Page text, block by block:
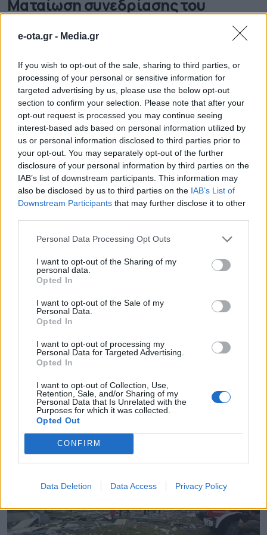
e-ota.gr - Media.gr
If you wish to opt-out of the sale, sharing to third parties, or
processing of your personal or sensitive information for
targeted advertising by us, please use the below opt-out
section to confirm your selection. Please note that after your
opt-out request is processed you may continue seeing
interest-based ads based on personal information utilized by
us or personal information disclosed to third parties prior to
your opt-out. You may separately opt-out of the further
disclosure of your personal information by third parties on the
IAB’s list of downstream participants. This information may
also be disclosed by us to third parties on the IAB’s List of
Downstream Participants that may further disclose it to other
Personal Data Processing Opt Outs
I want to opt-out of the Sharing of my
personal data.
Opted In
I want to opt-out of the Sale of my
Personal Data.
Opted In
I want to opt-out of processing my
Personal Data for Targeted Advertising.
Opted In
I want to opt-out of Collection, Use,
Retention, Sale, and/or Sharing of my
Personal Data that Is Unrelated with the
Purposes for which it was collected.
Opted Out
CONFIRM
Data Deletion Data Access Privacy Policy
Ματαίωση συνεδρίασης του
Δημοτικού Συμβουλίου Τρικκαίων
Βαρύ το πένθος στην πόλη των Τρικάλων για τον
στο εργοστάσιο της "Βιολάντα". Μία γυναίκα αγνοείται
ακόμα.
26.01.2026 - 13.50
Φωτιά σε εργοστάσιο της
“Βιολάντα” στα Τρίκαλα: Τέσσερις
γυναίκες νεκρές, αγνοείται ακόμη
Τέσσερις σοροί εντοπίστηκαν, από την Πυροσβεστική,
πριν από λίγο στα Τρίκαλα, μέσα στα συντρίμμια του
εργοστασίου ενώ ακόμη ένα άτομο αγνοείται, όλοι
εργαζόμενοι της μπισκοτοβιομηχανίας «Βιολάντα»
στα Τρίκαλα που τα ξημερώματα πήρε φωτιά.
Συνολικά στη νυχτερινή βάρδια στην επιχείρηση
εργάζονταν 12 γυναίκες. Μέχρι στιγμής, στο
νοσοκομείο των Τρικάλων έχουν μεταφερθεί επτά
από τις 12 εργαζόμενες που την […]
26.01.2026 - 10.25